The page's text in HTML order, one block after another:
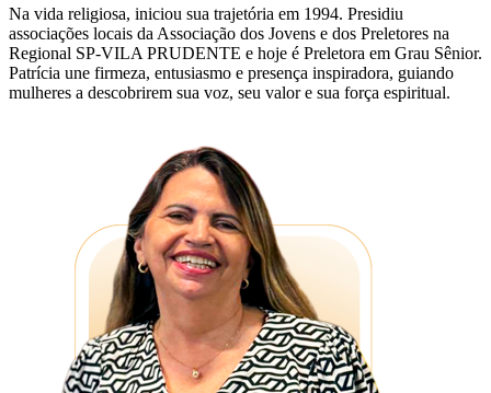
Na vida religiosa, iniciou sua trajetória em 1994. Presidiu
associações locais da Associação dos Jovens e dos Preletores na
Regional SP-VILA PRUDENTE e hoje é Preletora em Grau Sênior.
Patrícia une firmeza, entusiasmo e presença inspiradora, guiando
mulheres a descobrirem sua voz, seu valor e sua força espiritual.